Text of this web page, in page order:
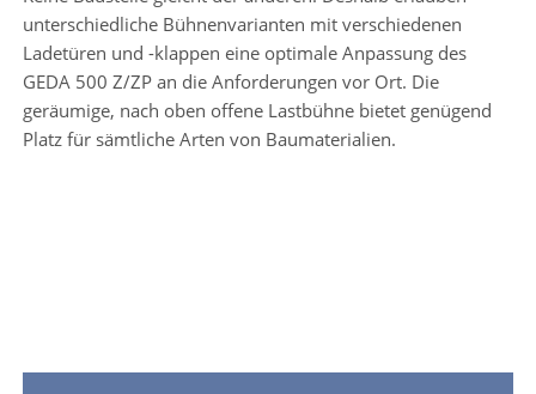
unterschiedliche Bühnenvarianten mit verschiedenen
Ladetüren und -klappen eine optimale Anpassung des
GEDA 500 Z/ZP an die Anforderungen vor Ort. Die
geräumige, nach oben offene Lastbühne bietet genügend
Platz für sämtliche Arten von Baumaterialien.